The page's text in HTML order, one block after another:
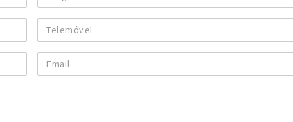
Telemóvel
Email